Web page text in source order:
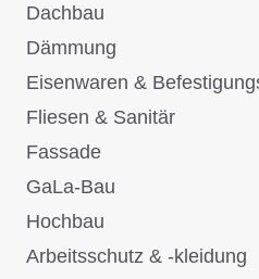
Dachbau
Dämmung
Eisenwaren &
Fliesen & Sanitär
Fassade
GaLa-Bau
Hochbau
Arbeitsschutz & -kleidung